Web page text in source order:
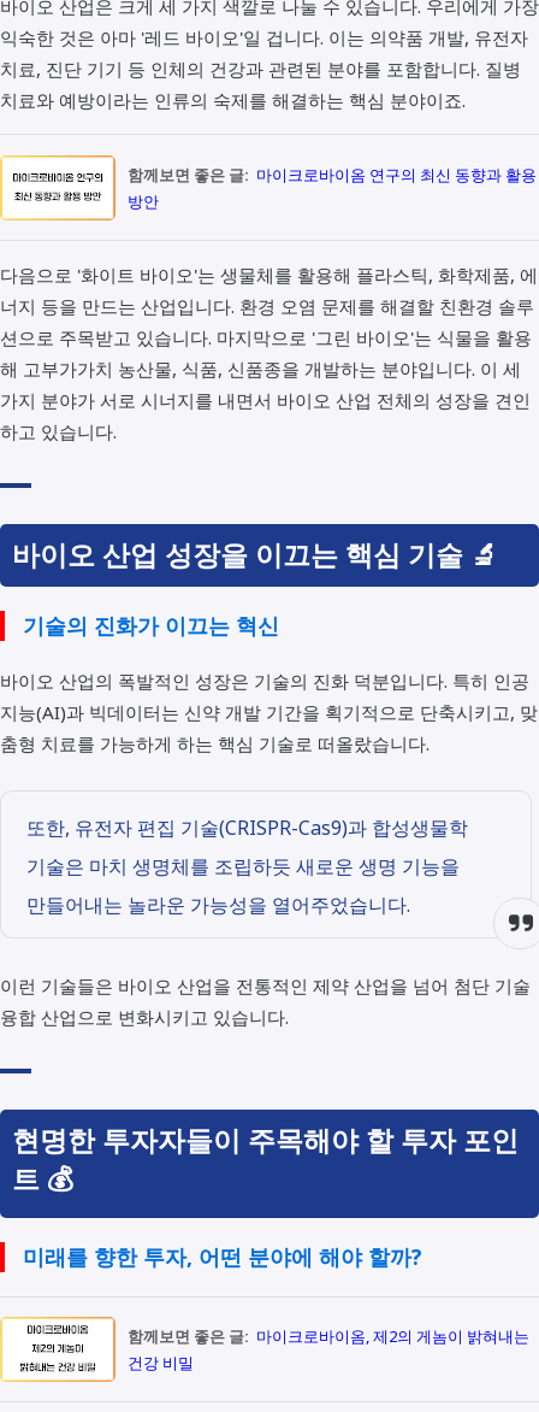
바이오 산업은 크게 세 가지 색깔로 나눌 수 있습니다. 우리에게 가장
익숙한 것은 아마 '레드 바이오'일 겁니다. 이는 의약품 개발, 유전자
치료, 진단 기기 등 인체의 건강과 관련된 분야를 포함합니다. 질병
치료와 예방이라는 인류의 숙제를 해결하는 핵심 분야이죠.
함께보면 좋은 글: 마이크로바이옴 연구의 최신 동향과 활용
방안
다음으로 '화이트 바이오'는 생물체를 활용해 플라스틱, 화학제품, 에
너지 등을 만드는 산업입니다. 환경 오염 문제를 해결할 친환경 솔루
션으로 주목받고 있습니다. 마지막으로 '그린 바이오'는 식물을 활용
해 고부가가치 농산물, 식품, 신품종을 개발하는 분야입니다. 이 세
가지 분야가 서로 시너지를 내면서 바이오 산업 전체의 성장을 견인
하고 있습니다.
바이오 산업 성장을 이끄는 핵심 기술 🔬
기술의 진화가 이끄는 혁신
바이오 산업의 폭발적인 성장은 기술의 진화 덕분입니다. 특히 인공
지능(AI)과 빅데이터는 신약 개발 기간을 획기적으로 단축시키고, 맞
춤형 치료를 가능하게 하는 핵심 기술로 떠올랐습니다.
또한, 유전자 편집 기술(CRISPR-Cas9)과 합성생물학
기술은 마치 생명체를 조립하듯 새로운 생명 기능을
만들어내는 놀라운 가능성을 열어주었습니다.
이런 기술들은 바이오 산업을 전통적인 제약 산업을 넘어 첨단 기술
융합 산업으로 변화시키고 있습니다.
현명한 투자자들이 주목해야 할 투자 포인
트 💰
미래를 향한 투자, 어떤 분야에 해야 할까?
함께보면 좋은 글: 마이크로바이옴, 제2의 게놈이 밝혀내는
건강 비밀